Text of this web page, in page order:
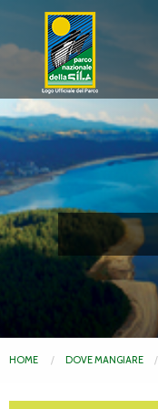
Vai al contenuto principale
HOME DOVE MANGIARE